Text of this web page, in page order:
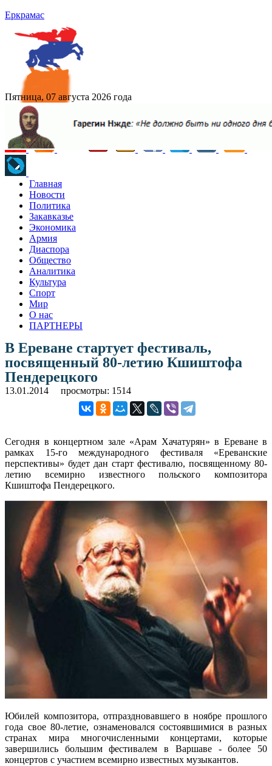
Еркрамас
Пятница, 07 августа 2026 года
Главная
Новости
Политика
Закавказье
Экономика
Армия
Диаспора
Общество
Аналитика
Культура
Спорт
Мир
О нас
ПАРТНЕРЫ
В Ереване стартует фестиваль,
посвященный 80-летию Кшиштофа
Пендерецкого
13.01.2014 просмотры: 1514
Сегодня в концертном зале «Арам Хачатурян» в Ереване в
рамках 15-го международного фестиваля «Ереванские
перспективы» будет дан старт фестивалю, посвященному 80-
летию всемирно известного польского композитора
Кшиштофа Пендерецкого.
Юбилей композитора, отпраздновавшего в ноябре прошлого
года свое 80-летие, ознаменовался состоявшимися в разных
странах мира многочисленными концертами, которые
завершились большим фестивалем в Варшаве - более 50
концертов с участием всемирно известных музыкантов.